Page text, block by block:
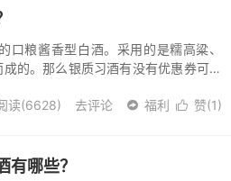
粮酱香型白酒。采用的是糯高粱、
的。那么银质习酒有没有优惠券可以
 赞(1)
读(6628) 去评论  福利
哪些？